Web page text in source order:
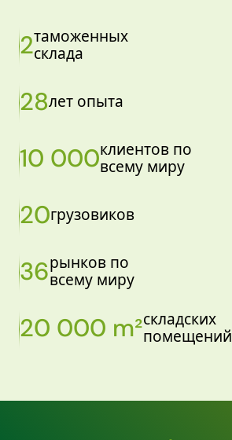
2таможенных
склада
28лет опыта
10 000клиентов по
всему миру
20грузовиков
36рынков по
всему миру
20 000 m²складских
помещений